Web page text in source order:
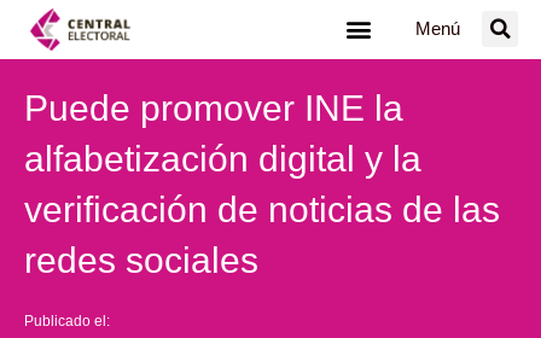
Menú
Puede promover INE la
alfabetización digital y la
verificación de noticias de las
redes sociales
Publicado el: